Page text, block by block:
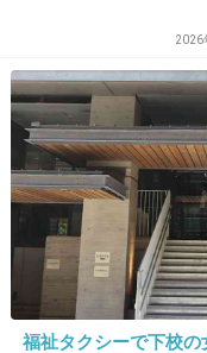
と
される
タバコを
そもそも
販売してんの？
売っといて
禁煙だー
禁煙だー
2026
福祉タクシーで下校